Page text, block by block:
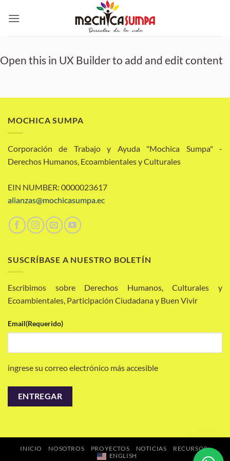
Open this in UX Builder to add and edit content
MOCHICA SUMPA
Corporación de Trabajo y Ayuda "Mochica Sumpa" -
Derechos Humanos, Ecoambientales y Culturales
EIN NUMBER: 0000023617
alianzas@mochicasumpa.ec
SUSCRÍBASE A NUESTRO BOLETÍN
Escribimos sobre Derechos Humanos, Culturales y
Ecoambientales, Participación Ciudadana y Buen Vivir
Email(Requerido)
ingrese su correo electrónico más accesible
INICIO NOSOTROS PROYECTOS NOTICIAS
RECURSOS
ENGLISH